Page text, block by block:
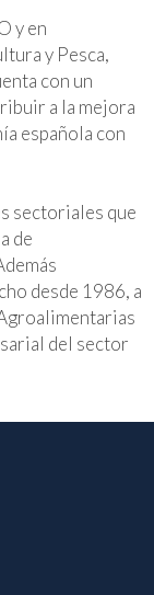
y en
y Pesca,
con un
a la mejora
española con
sectoriales que
de
desde 1986, a
del sector